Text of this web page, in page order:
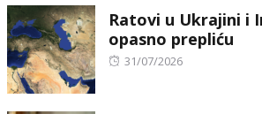
Ratovi u Ukrajini i
opasno prepliću
Posted
31/07/2026